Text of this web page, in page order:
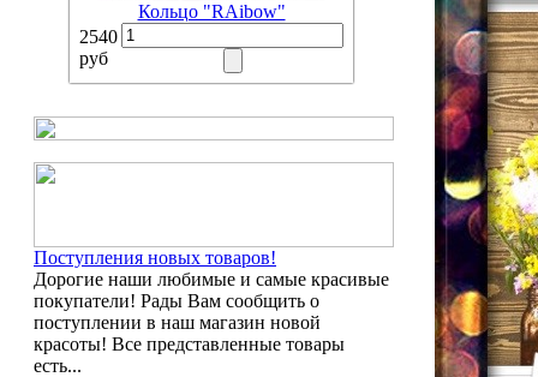
Кольцо "RAibow"
2540
руб
Поступления новых товаров!
Дорогие наши любимые и самые красивые
покупатели! Рады Вам сообщить о
поступлении в наш магазин новой
красоты! Все представленные товары
есть...